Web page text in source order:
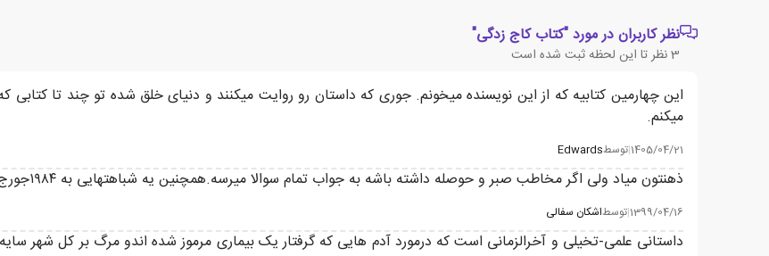
نظر کاربران در مورد "کتاب کاج زدگی"
3نظر تا این لحظه ثبت شده است
این چهارمین کتابیه که از این نویسنده میخونم. جوری که داستان رو روایت میکنند و دنیای خلق شده تو چند تا کتابی
میکنم.
1405/04/21
|توسطEdwards
ذهنتون میاد ولی اگر مخاطب صبر و حوصله داشته باشه به جواب تمام سوالا میرسه.همچنین یه شباهتهایی به ۱۹۸۴جورج اورول هم داشت.
1399/04/16
|توسطاشکان سفالی
داستانی علمی-تخیلی و آخرالزمانی است که درمورد آدم هایی که گرفتار یک بیماری مرموز شده اندو مرگ بر کل شهر